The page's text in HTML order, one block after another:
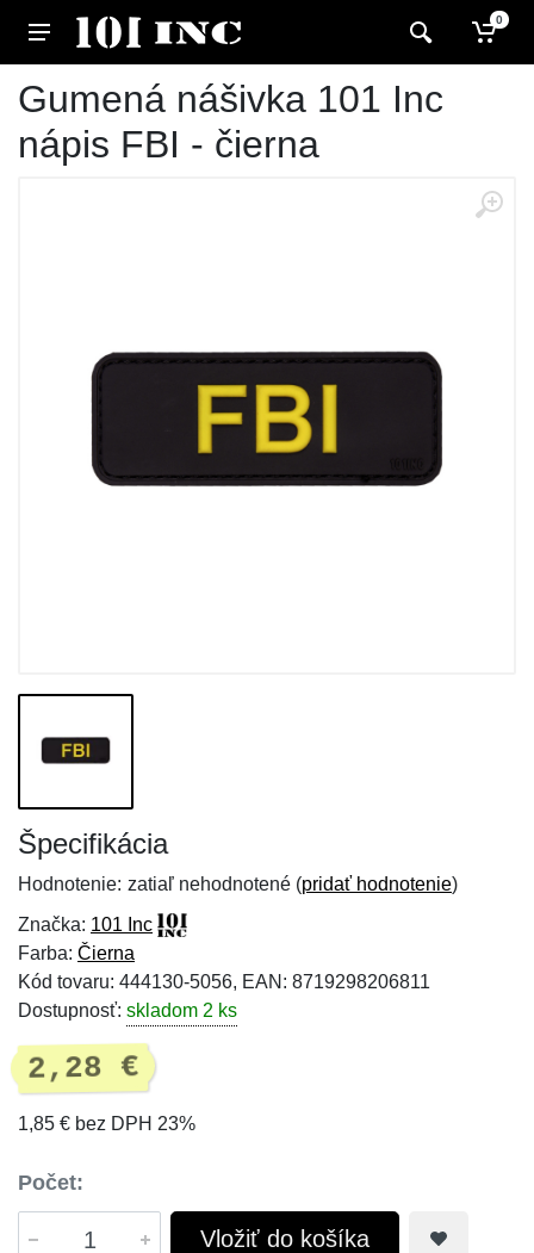
0
Gumená nášivka 101 Inc
nápis FBI - čierna
Špecifikácia
Hodnotenie: zatiaľ nehodnotené (pridať hodnotenie)
Značka: 101 Inc
Farba: Čierna
Kód tovaru: 444130-5056, EAN: 8719298206811
Dostupnosť: skladom 2 ks
2,28 €
1,85 € bez DPH 23%
Počet:
Vložiť do košíka